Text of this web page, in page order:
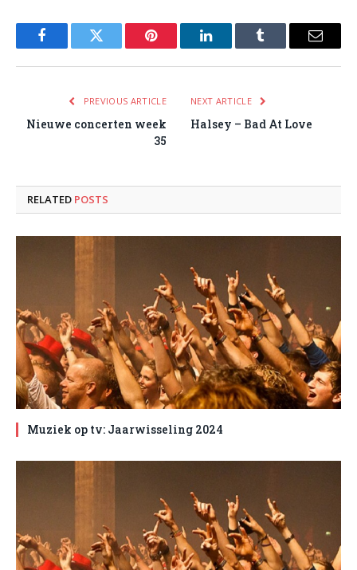
FacebookTwitter Pinterest LinkedInTumblr Email
PREVIOUS ARTICLE
Nieuwe concerten week
35
NEXT ARTICLE
Halsey – Bad At Love
RELATED POSTS
Muziek op tv: Jaarwisseling 2024